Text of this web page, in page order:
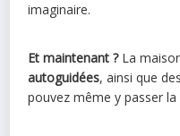
imaginaire.
Et maintenant ?La
autoguidées, ainsi que
pouvez même y passer